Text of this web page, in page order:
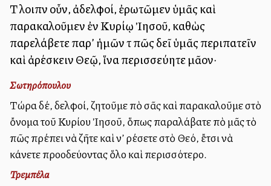
Τὸ λοιπὸν οὖν, ἀδελφοί, ἐρωτῶμεν ὑμᾶς καὶ
παρακαλοῦμεν ἐν Κυρίῳ Ἰησοῦ, καθὼς
παρελάβετε παρ’ ἡμῶν τὸ πῶς δεῖ ὑμᾶς περιπατεῖν
καὶ ἀρέσκειν Θεῷ, ἵνα περισσεύητε μᾶλλον·
Σωτηρόπουλου
Τώρα δέ, ἀδελφοί, ζητοῦμε ἀπὸ σᾶς καὶ παρακαλοῦμε στὸ
ὄνομα τοῦ Κυρίου Ἰησοῦ, ὅπως παραλάβατε ἀπὸ μᾶς τὸ
πῶς πρέπει νὰ ζῆτε καὶ ν’ ἀρέσετε στὸ Θεό, ἔτσι νὰ
κάνετε προοδεύοντας ὅλο καὶ περισσότερο.
Τρεμπέλα